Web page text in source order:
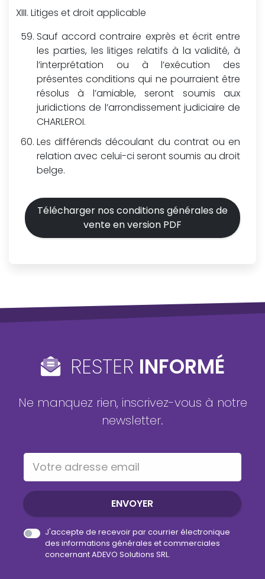
Litiges et droit applicable
Sauf accord contraire exprès et écrit entre
les parties, les litiges relatifs à la validité, à
l’interprétation ou à l’exécution des
présentes conditions qui ne pourraient être
résolus à l’amiable, seront soumis aux
juridictions de l’arrondissement judiciaire de
CHARLEROI.
Les différends découlant du contrat ou en
relation avec celui-ci seront soumis au droit
belge.
Télécharger nos conditions générales de
vente en version PDF
RESTER INFORMÉ
Ne manquez rien, inscrivez-vous à notre
newsletter.
Votre adresse email
ENVOYER
J'accepte de recevoir par courrier électronique
des informations générales et commerciales
concernant ADEVO Solutions SRL.